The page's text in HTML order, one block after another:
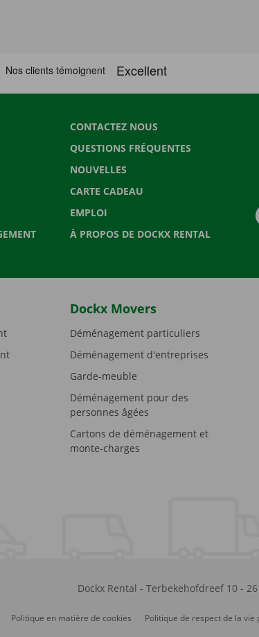
CONTACTEZ NOUS
QUESTIONS FRÉQUENTES
NOUVELLES
CARTE CADEAU
EMPLOI
À PROPOS DE DOCKX RENTAL
Dockx Movers
Déménagement particuliers
Déménagement d'entreprises
Garde-meuble
Déménagement pour des
personnes âgées
Cartons de déménagement et
monte-charges
Dockx Rental - Terbekehofdreef 10-
Politique en matière de cookies Politique de respect de la vie